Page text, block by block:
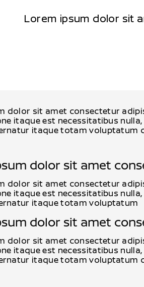
Lorem ipsum dolor sit
dolor sit amet consectetur
itaque est necessitatibus
itaque totam voluptatum
dolor sit amet
dolor sit amet consectetur
itaque est necessitatibus
itaque totam voluptatum
dolor sit amet
dolor sit amet consectetur
itaque est necessitatibus
itaque totam voluptatum